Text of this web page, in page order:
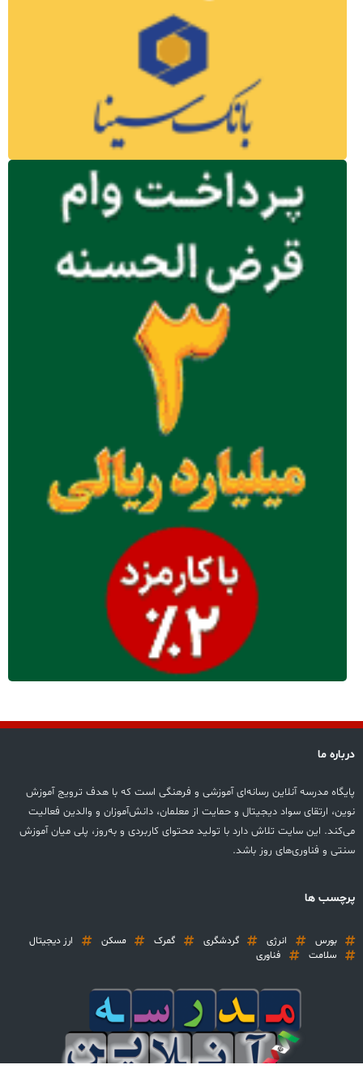
درباره ما
پایگاه مدرسه آنلاین رسانه‌ای آموزشی و فرهنگی است که با هدف ترویج آموزش
نوین، ارتقای سواد دیجیتال و حمایت از معلمان، دانش‌آموزان و والدین فعالیت
می‌کند. این سایت تلاش دارد با تولید محتوای کاربردی و به‌روز، پلی میان آموزش
سنتی و فناوری‌های روز باشد.
پرچسب ها
بورس انرژی گردشگری گمرک مسکن
ارز دیجیتال
سلامت
فناوری